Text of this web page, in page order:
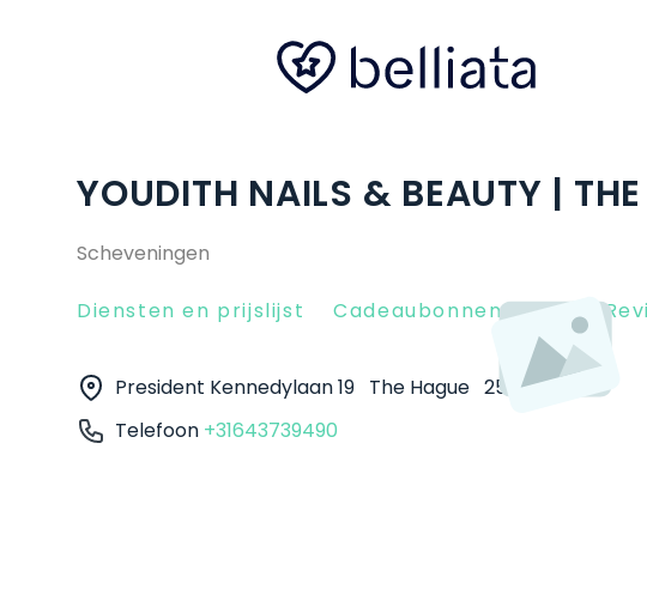
YOUDITH NAILS & BEAUTY |
Scheveningen
Diensten en prijslijst Cadeaubonnen Client
President Kennedylaan 19 The Hague 2517 JK
Telefoon +31643739490